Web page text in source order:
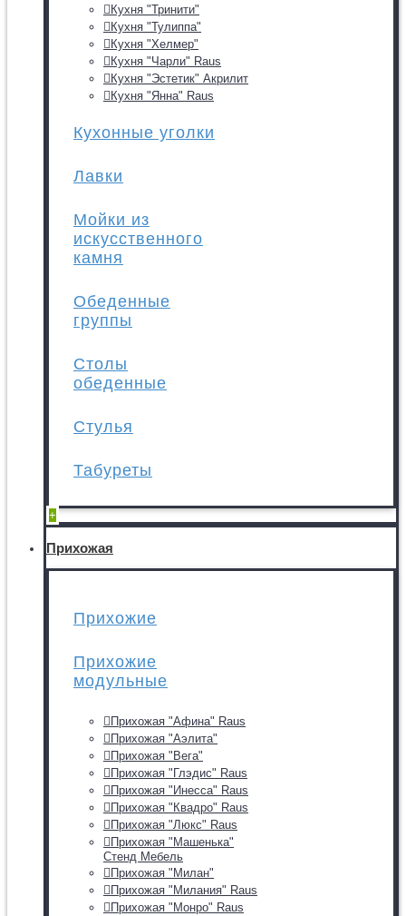
Кухня "Тринити"
Кухня "Тулиппа"
Кухня "Хелмер"
Кухня "Чарли" Raus
Кухня "Эстетик" Акрилит
Кухня "Янна" Raus
Кухонные уголки
Лавки
Мойки из
искусственного
камня
Обеденные
группы
Столы
обеденные
Стулья
Табуреты
+
Прихожая
Прихожие
Прихожие
модульные
Прихожая "Афина" Raus
Прихожая "Аэлита"
Прихожая "Вега"
Прихожая "Глэдис" Raus
Прихожая "Инесса" Raus
Прихожая "Квадро" Raus
Прихожая "Люкс" Raus
Прихожая "Машенька"
Стенд Мебель
Прихожая "Милан"
Прихожая "Милания" Raus
Прихожая "Монро" Raus